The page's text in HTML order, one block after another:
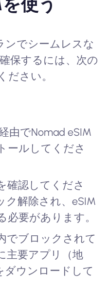
ンでシームレスな
保するには、次の
ださい。
由でNomad eSIM
ールしてくださ
確認してくださ
ク解除され、eSIM
必要があります。
でブロックされて
主要アプリ（地
ダウンロードして